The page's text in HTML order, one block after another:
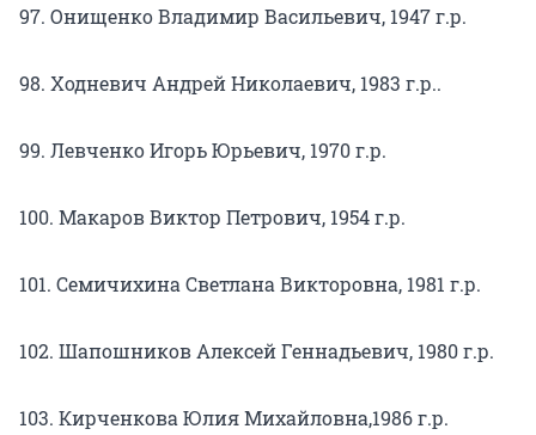
97. Онищенко Владимир Васильевич, 1947 г.р.
98. Ходневич Андрей Николаевич, 1983 г.р..
99. Левченко Игорь Юрьевич, 1970 г.р.
100. Макаров Виктор Петрович, 1954 г.р.
101. Семичихина Светлана Викторовна, 1981 г.р.
102. Шапошников Алексей Геннадьевич, 1980 г.р.
103. Кирченкова Юлия Михайловна,1986 г.р.